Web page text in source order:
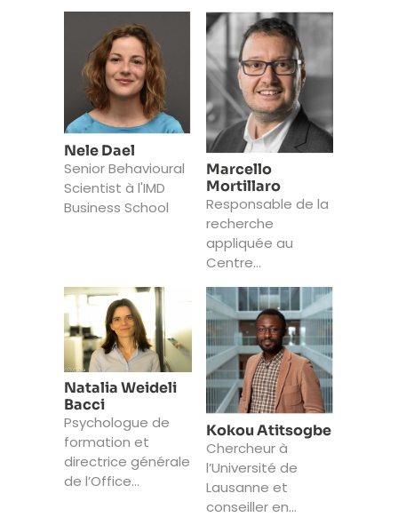
Management et
Santé au Travail.
organisations,
Université de
Genève
Nele Dael
Senior Behavioural
Scientist à l'IMD
Business School
Marcello
Mortillaro
Responsable de la
recherche
appliquée au
Centre
Sciences
affectives de
l’Université de
Genève
Natalia Weideli
Bacci
Psychologue de
formation et
directrice générale
de l’Office
Kokou Atitsogbe
Chercheur à
l’Université de
Lausanne et
conseiller en